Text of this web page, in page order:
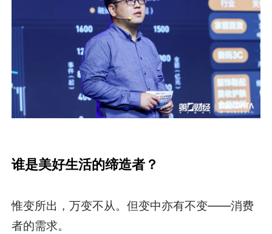
谁是美好生活的缔造者？
惟变所出，万变不从。但变中亦有不变——消费
者的需求。